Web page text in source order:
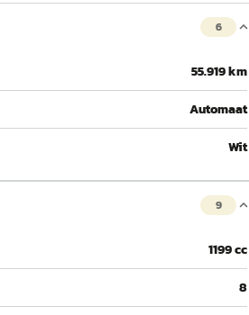
6
55.919 km
Automaat
Wit
9
1199 cc
8